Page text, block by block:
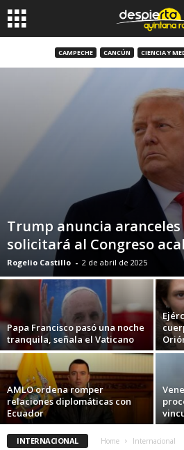
CAMPECHE CANCÚN CIENCIA Y
Trump anuncia
solicitará al Congreso
Rogelio Castillo - 2 de abril de 2025
Papa Francisco pasó una noche
tranquila, señala el Vaticano
AMLO ordena romper
relaciones diplomáticas con
Ecuador
INTERNACIONAL Home Internacional